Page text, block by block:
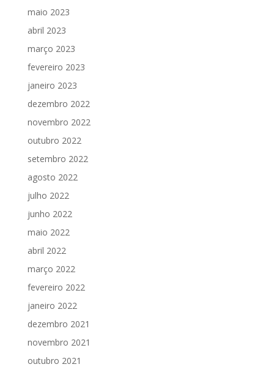
maio 2023
abril 2023
março 2023
fevereiro 2023
janeiro 2023
dezembro 2022
novembro 2022
outubro 2022
setembro 2022
agosto 2022
julho 2022
junho 2022
maio 2022
abril 2022
março 2022
fevereiro 2022
janeiro 2022
dezembro 2021
novembro 2021
outubro 2021